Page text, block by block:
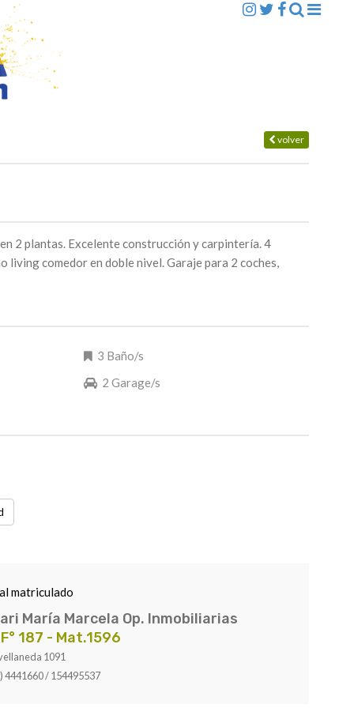
volver
2 plantas. Excelente construcción y carpintería. 4
living comedor en doble nivel. Garaje para 2 coches,
3 Baño/s
2 Garage/s
matriculado
María Marcela Op. Inmobiliarias
F° 187 - Mat.1596
1091
4441660 / 154495537